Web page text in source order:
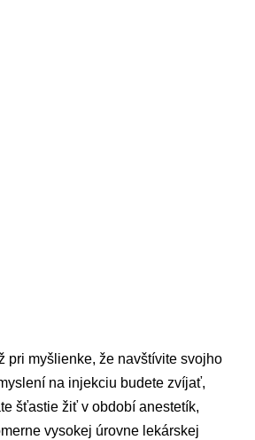
pri myšlienke, že navštívite svojho
na injekciu budete zvíjať,
šťastie žiť v období anestetík,
vysokej úrovne lekárskej